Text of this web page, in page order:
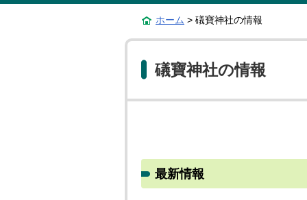
ホーム > 礒寶神社の情報
礒寶神社の情報
最新情報